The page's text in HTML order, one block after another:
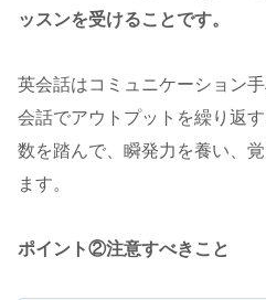
ッスンを受けることです。
英会話はコミュニケーション
会話でアウトプットを繰り返
数を踏んで、瞬発力を養い、
ます。
ポイント②注意すべきこと